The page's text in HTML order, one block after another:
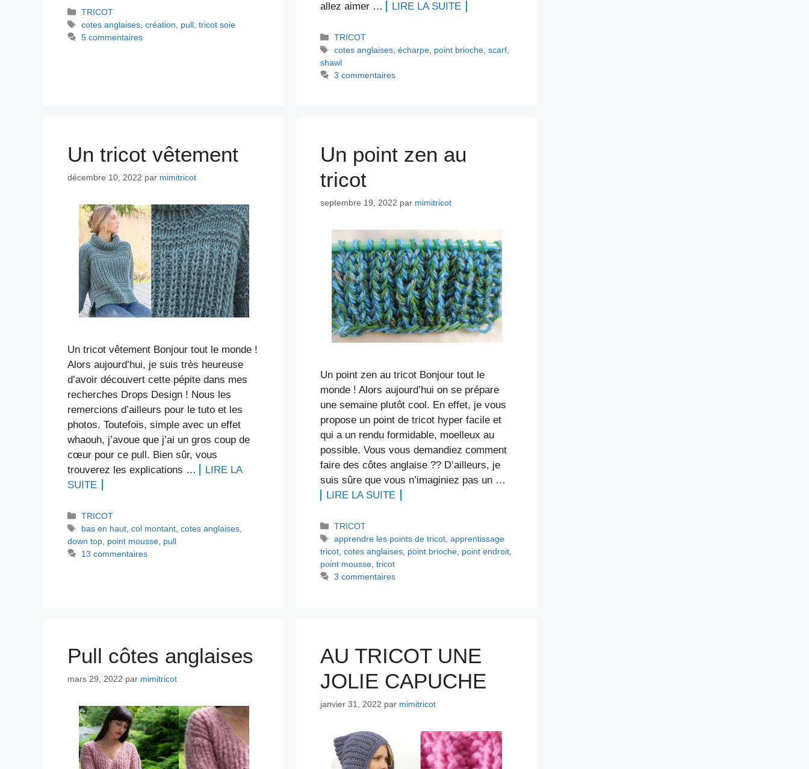
Catégories
TRICOT
Étiquettes
cotes anglaises ,création pull ,tricot soie
5 commentaires
allez aimer …
LIRE LA SUITE
Catégories
TRICOT
Étiquettes
cotes anglaises ,écharpe point brioche ,scarf
shawl
3 commentaires
Un tricot vêtement
décembre 10, 2022 par mimitricot
Un tricot vêtement Bonjour tout le monde !
Alors aujourd’hui, je suis très heureuse
d’avoir découvert cette pépite dans mes
recherches Drops Design ! Nous les
remercions d’ailleurs pour le tuto et les
photos. Toutefois, simple avec un effet
whaouh, j’avoue que j’ai un gros coup de
cœur pour ce pull. Bien sûr, vous
trouverez les explications …
LIRE LA
SUITE
Catégories
TRICOT
Étiquettes
bas en haut ,col montant ,cotes anglaises
down top point mousse pull
13 commentaires
Un point zen au
tricot
septembre 19, 2022 par mimitricot
Un point zen au tricot Bonjour tout le
monde ! Alors aujourd’hui on se prépare
une semaine plutôt cool. En effet, je vous
propose un point de tricot hyper facile et
qui a un rendu formidable, moelleux au
possible. Vous vous demandiez comment
faire des côtes anglaise ?? D’ailleurs, je
suis sûre que vous n’imaginiez pas un …
LIRE LA SUITE
Catégories
TRICOT
Étiquettes
apprendre les points de tricot ,apprentissage
tricot cotes anglaises point brioche point endroit
point mousse tricot
3 commentaires
Pull côtes anglaises
mars 29, 2022 par mimitricot
AU TRICOT UNE
JOLIE CAPUCHE
janvier 31, 2022 par mimitricot